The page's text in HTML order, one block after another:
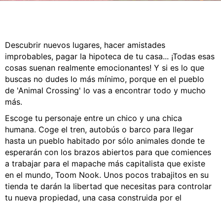
Descubrir nuevos lugares, hacer amistades
improbables, pagar la hipoteca de tu casa... ¡Todas esas
cosas suenan realmente emocionantes! Y si es lo que
buscas no dudes lo más mínimo, porque en el pueblo
de 'Animal Crossing' lo vas a encontrar todo y mucho
más.
Escoge tu personaje entre un chico y una chica
humana. Coge el tren, autobús o barco para llegar
hasta un pueblo habitado por sólo animales donde te
esperarán con los brazos abiertos para que comiences
a trabajar para el mapache más capitalista que existe
en el mundo, Toom Nook. Unos pocos trabajitos en su
tienda te darán la libertad que necesitas para controlar
tu nueva propiedad, una casa construida por el